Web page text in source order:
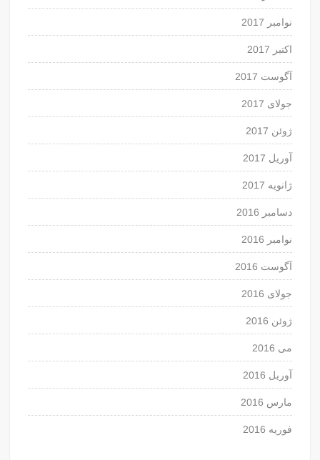
نوامبر 2017
اکتبر 2017
آگوست 2017
جولای 2017
ژوئن 2017
آوریل 2017
ژانویه 2017
دسامبر 2016
نوامبر 2016
آگوست 2016
جولای 2016
ژوئن 2016
می 2016
آوریل 2016
مارس 2016
فوریه 2016